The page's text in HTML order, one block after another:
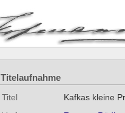
Titelaufnahme
Titel
Kafkas kleine